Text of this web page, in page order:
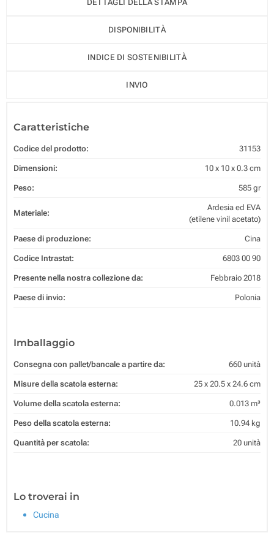
DETTAGLI DELLA STAMPA
DISPONIBILITÀ
INDICE DI SOSTENIBILITÀ
INVIO
Caratteristiche
Codice del prodotto: 31153
Dimensioni: 10 x 10 x 0.3 cm
Peso: 585 gr
Materiale:
Ardesia ed EVA
(etilene vinil acetato)
Paese di produzione: Cina
Codice Intrastat: 6803 00 90
Presente nella nostra collezione da: Febbraio 2018
Paese di invio: Polonia
Imballaggio
Consegna con pallet/bancale a partire da: 660 unità
Misure della scatola esterna: 25 x 20.5 x 24.6 cm
Volume della scatola esterna: 0.013 m³
Peso della scatola esterna: 10.94 kg
Quantità per scatola: 20 unità
Lo troverai in
Cucina